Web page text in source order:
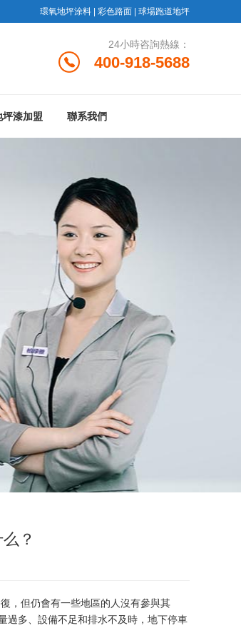
環氧地坪涂料 彩色路面 球場跑道地坪
24小時咨詢熱線：
400-918-5688
坪漆加盟 聯系我們
？
，但仍會有一些地區的人沒有參與其
過多、設備不足和排水不及時，地下停車